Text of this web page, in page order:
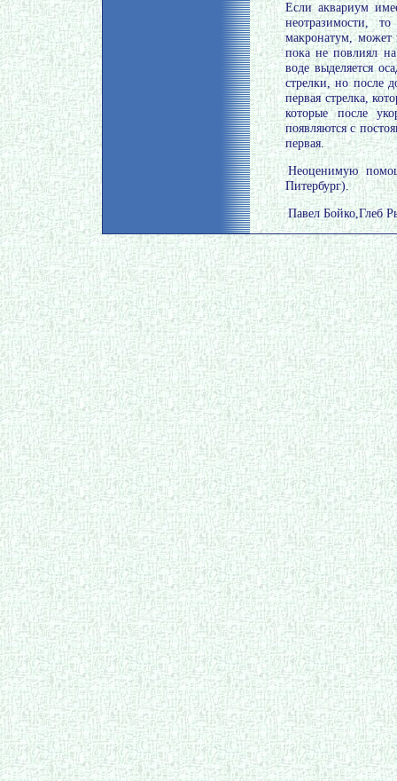
Если аквариум
неотразимости,
макронатум, может
пока не повлиял
воде выделяется
стрелки, но после
первая стрелка,
которые после
появляются с
первая.
Неоценимую
Питербург).
Павел Бойко,Глеб